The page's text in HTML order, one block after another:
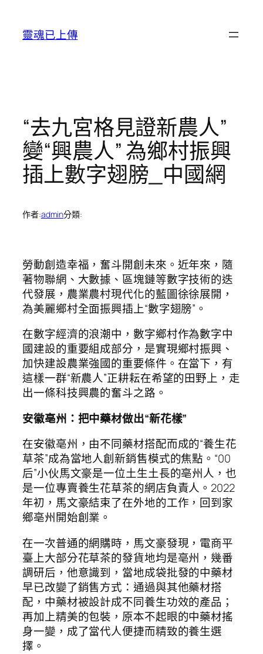
靈魂已上傳
“去九宮格見證新農人”
變“興農人” 為鄉村振興
插上數字翅膀_中國網
作者:admin分類:
勞動創造幸福，奮斗開創未來。近年來，隨
著物聯網、大數據、區塊鏈等數字技術的迭
代發展，農業農村現代化的藍圖徐徐展開，
為美麗鄉村全面振興插上“數字翅膀”。
在數字經濟的浪潮中，數字鄉村作為數字中
國建設的重要組成部分，是實現鄉村振興、
加快建設農業強國的重要條件。在當下，有
這樣一群“新農人”正耕耘在希望的田野上，走
出一條科技興農的奮斗之路。
安徽亳州：把中藥材做出“新花樣”
在安徽亳州，由不同藥材搭配而成的“養生花
草茶”成為當地人創新銷售模式的焦點。“00
后”小伙馬文豪是一位土生土長的亳州人，也
是一位專賣養生花草茶的網店負責人。2022
年初，馬文豪結束了在外地的工作，回到家
鄉亳州開始創業。
在一次普通的網購時，馬文豪發現，電商平
臺上大部分花草茶的發貨地均是亳州，幾番
調研后，他意識到，當地成袋批發的中藥材
早已改變了銷售方式：通過與其他藥材搭
配，中藥材被設計成不同養生功效的產品；
再加上精美的包裝，原本不起眼的中藥材搖
身一變，成了當代人便捷而精致的養生選
擇。